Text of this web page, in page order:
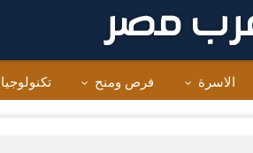
الاسرة فرص ومنح تكنولوجيا